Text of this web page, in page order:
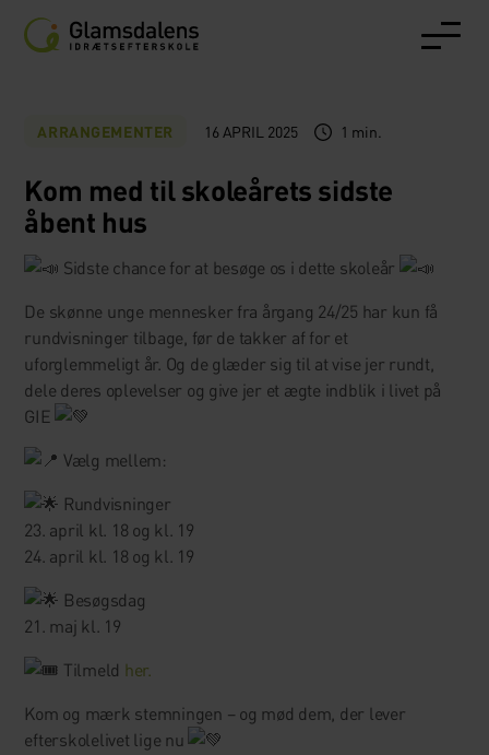
ARRANGEMENTER 16 APRIL 2025 1 min.
Kom med til skoleårets sidste
åbent hus
Sidste chance for at besøge os i dette skoleår
De skønne unge mennesker fra årgang 24/25 har kun få
rundvisninger tilbage, før de takker af for et
uforglemmeligt år. Og de glæder sig til at vise jer rundt,
dele deres oplevelser og give jer et ægte indblik i livet på
GIE
Vælg mellem:
Rundvisninger
23. april kl. 18 og kl. 19
24. april kl. 18 og kl. 19
Besøgsdag
21. maj kl. 19
Tilmeld her.
Kom og mærk stemningen – og mød dem, der lever
efterskolelivet lige nu